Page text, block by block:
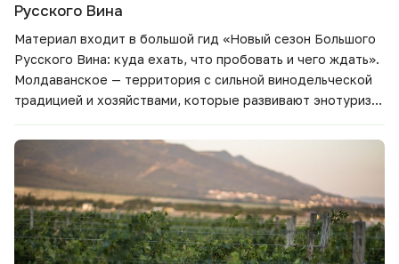
Русского Вина
Материал входит в большой гид «Новый сезон Большого
Русского Вина: куда ехать, что пробовать и чего ждать».
Молдаванское — территория с сильной винодельческой
традицией и хозяйствами, которые развивают энотуризм,
материале — что меняется в регионе, какие вина стоит
попробовать и зачем включить Долину Лефкадия в
маршрут нового сезона.